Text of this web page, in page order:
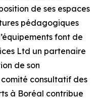
de ses espaces
pédagogiques
font de
Ltd un partenaire
de son
consultatif des
à Boréal contribue